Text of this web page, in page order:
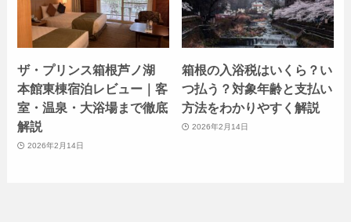
ザ・プリンス箱根芦ノ湖
本館東棟宿泊レビュー｜客
室・温泉・大浴場まで徹底
解説
2026年2月14日
箱根の入浴税はいくら？い
つ払う？対象年齢と支払い
方法をわかりやすく解説
2026年2月14日